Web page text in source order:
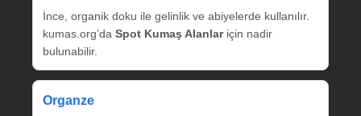
İnce, organik doku ile gelinlik ve abiyelerde kullanılır.
kumas.org’da Spot Kumaş Alanlariçin nadir
bulunabilir.
Organze